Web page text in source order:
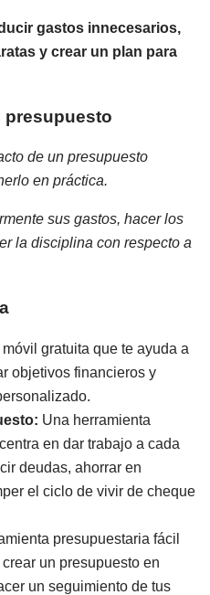
gastos innecesarios,
y crear un plan para
presupuesto
de un presupuesto
en práctica.
sus gastos, hacer los
la disciplina con respecto a
gratuita que te ayuda a
objetivos financieros y
Una herramienta
en dar trabajo a cada
deudas, ahorrar en
el ciclo de vivir de cheque
presupuestaria fácil
un presupuesto en
un seguimiento de tus